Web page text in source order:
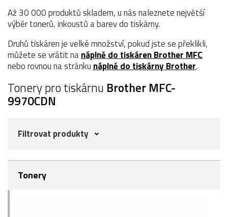
Až 30 000 produktů skladem, u nás naleznete největší
výběr tonerů, inkoustů a barev do tiskárny.
Druhů tiskáren je velké množství, pokud jste se překlikli,
můžete se vrátit nanáplně do tiskáren Brother MFC
nebo rovnou na stránku náplně do tiskárny Brother.
Tonery pro tiskárnu Brother MFC-
9970CDN
Filtrovat produkty
Tonery